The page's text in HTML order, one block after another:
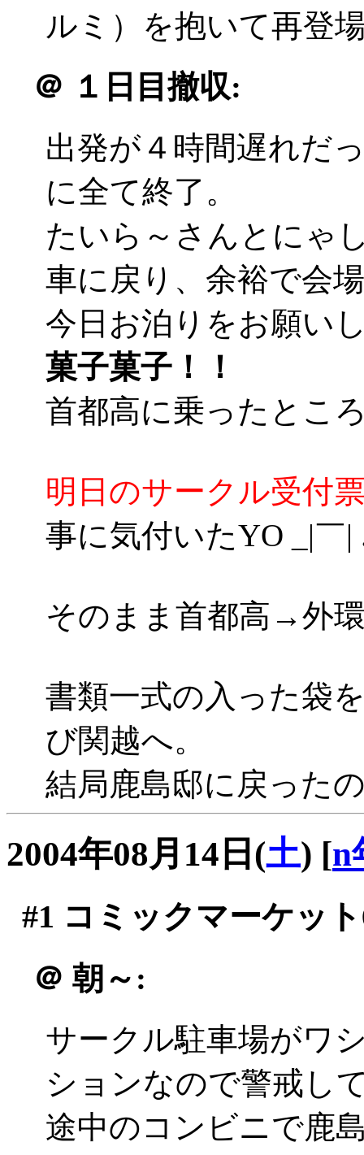
ルミ）を抱いて再登
＠ １日目撤収:
出発が４時間遅れだ
に全て終了。
たいら～さんとにゃ
車に戻り、余裕で会
今日お泊りをお願い
菓子菓子！！
首都高に乗ったとこ
明日のサークル受付
事に気付いたYO _|￣|
そのまま首都高→外
書類一式の入った袋
び関越へ。
結局鹿島邸に戻った
2004年08月14日(土) [n
#1 コミックマーケッ
＠ 朝～:
サークル駐車場がワ
ションなので警戒し
途中のコンビニで鹿